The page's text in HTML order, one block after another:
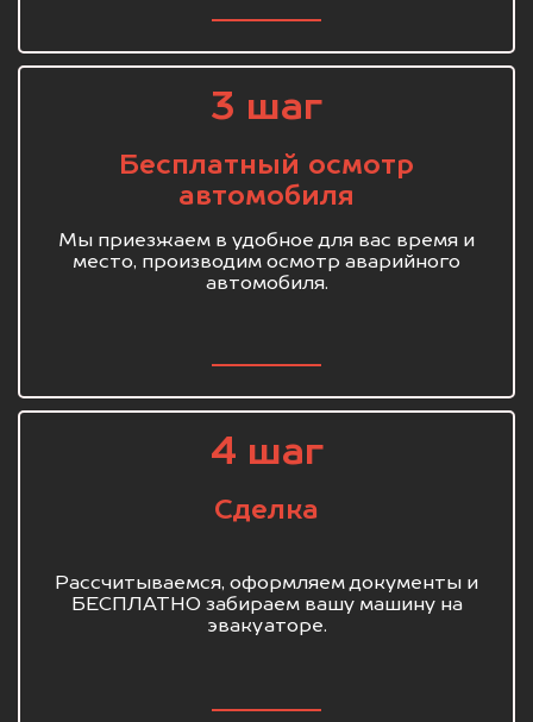
3 шаг
Бесплатный осмотр
автомобиля
Мы приезжаем в удобное для вас время и
место, производим осмотр аварийного
автомобиля.
4 шаг
Сделка
Рассчитываемся, оформляем документы и
БЕСПЛАТНО забираем вашу машину на
эвакуаторе.